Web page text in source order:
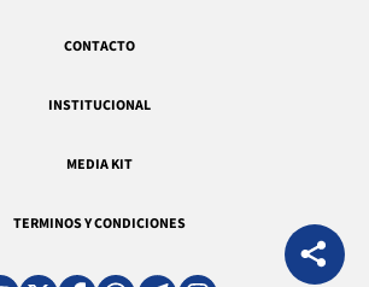
CONTACTO
INSTITUCIONAL
MEDIA KIT
TERMINOS Y CONDICIONES